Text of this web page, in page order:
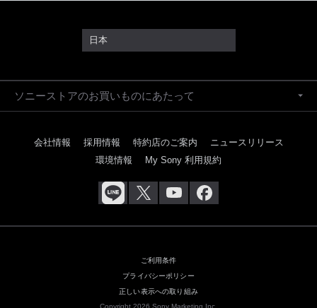
日本
ソニーストアのお買いものにあたって
会社情報 採用情報 特約店のご案内
ニュースリリース
環境情報
My Sony 利用規約
ご利用条件
プライバシーポリシー
正しい表示への取り組み
Copyright 2026 Sony Marketing Inc.